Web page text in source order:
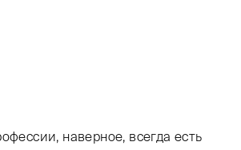
наверное, всегда есть